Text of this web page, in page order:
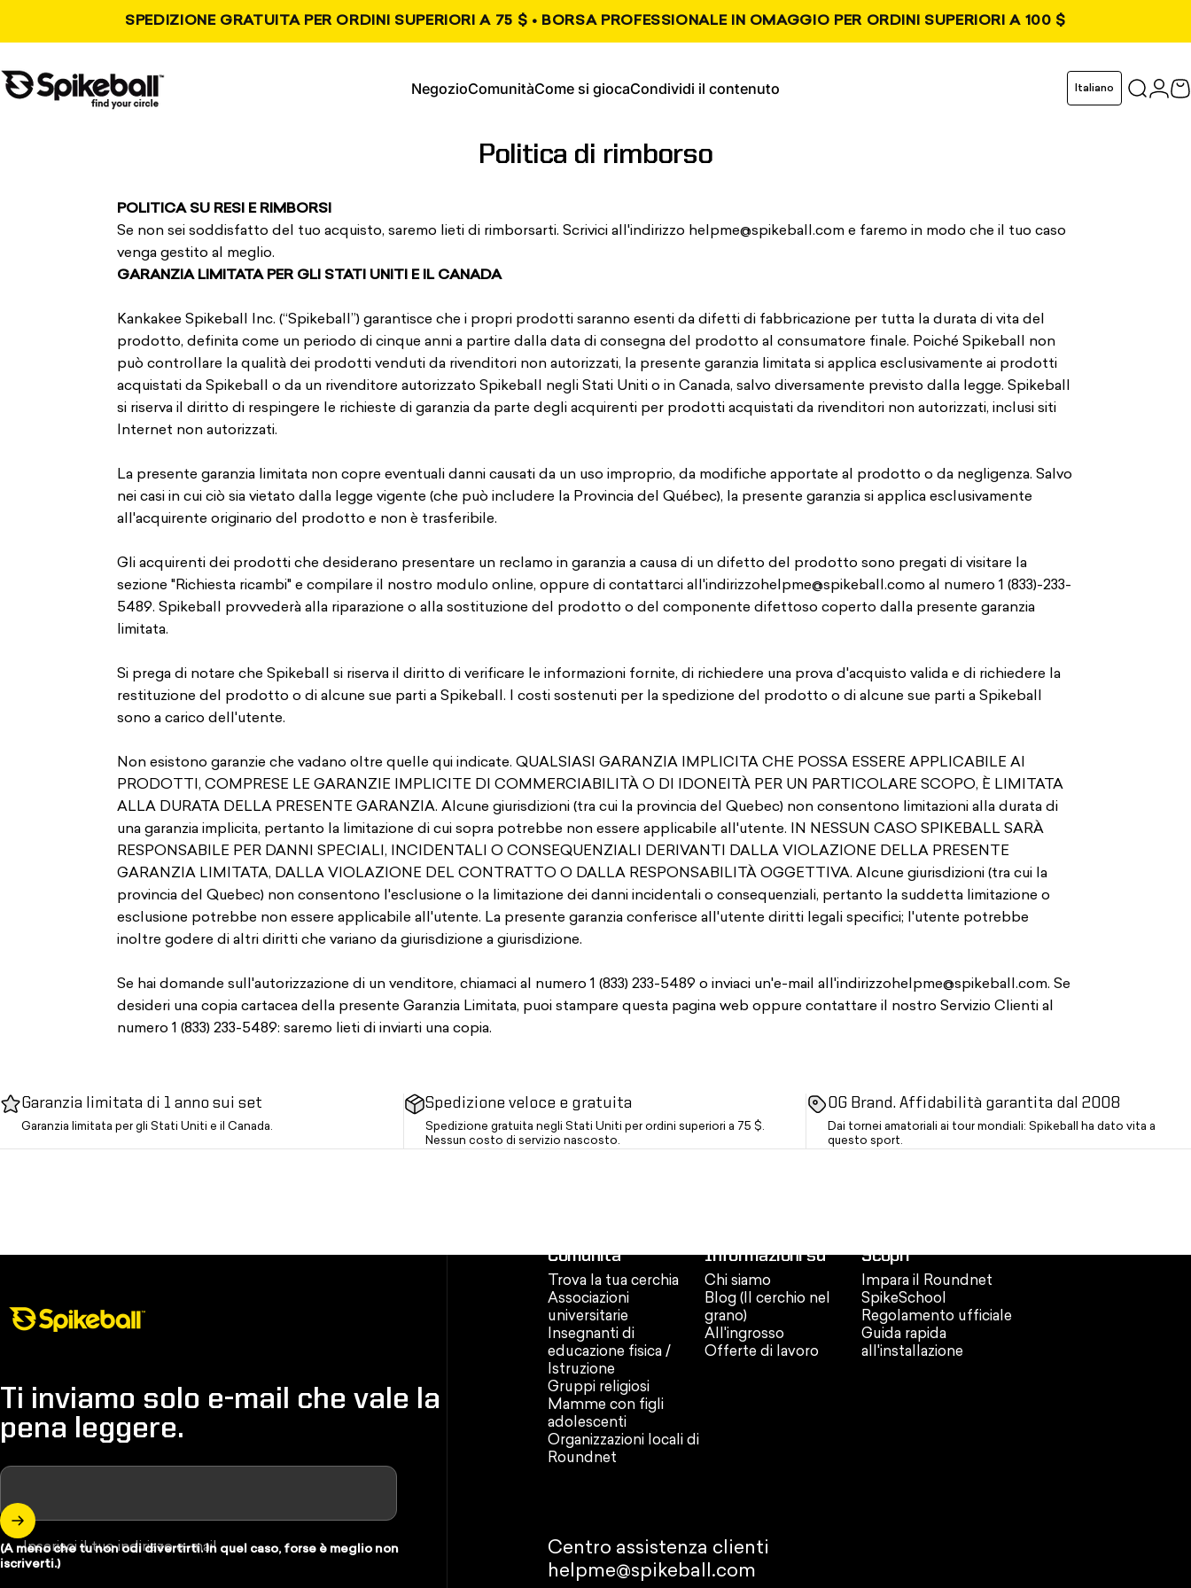
SPEDIZIONE GRATUITA PER ORDINI SUPERIORI A 75 $ • BORSA PROFESSIONALE IN OMAGGIO PER ORDINI SUPERIORI A 100 $
Negozio Spikeball NegozioComunitàCome si giocaCondividi il contenuto
Lingua
Italiano
Cerca
Politica di rimborso
POLITICA SU RESI E RIMBORSI
Se non sei soddisfatto del tuo acquisto, saremo lieti di rimborsarti. Scrivici all'indirizzo helpme@spikeball.com e faremo in modo che il tuo caso
venga gestito al meglio.
GARANZIA LIMITATA PER GLI STATI UNITI E IL CANADA
Kankakee Spikeball Inc. (“Spikeball”) garantisce che i propri prodotti saranno esenti da difetti di fabbricazione per tutta la durata di vita del
prodotto, definita come un periodo di cinque anni a partire dalla data di consegna del prodotto al consumatore finale. Poiché Spikeball non
può controllare la qualità dei prodotti venduti da rivenditori non autorizzati, la presente garanzia limitata si applica esclusivamente ai prodotti
acquistati da Spikeball o da un rivenditore autorizzato Spikeball negli Stati Uniti o in Canada, salvo diversamente previsto dalla legge. Spikeball
si riserva il diritto di respingere le richieste di garanzia da parte degli acquirenti per prodotti acquistati da rivenditori non autorizzati, inclusi siti
Internet non autorizzati.
La presente garanzia limitata non copre eventuali danni causati da un uso improprio, da modifiche apportate al prodotto o da negligenza. Salvo
nei casi in cui ciò sia vietato dalla legge vigente (che può includere la Provincia del Québec), la presente garanzia si applica esclusivamente
all'acquirente originario del prodotto e non è trasferibile.
Gli acquirenti dei prodotti che desiderano presentare un reclamo in garanzia a causa di un difetto del prodotto sono pregati di visitare la
sezione "Richiesta ricambi" e compilare il nostro modulo online, oppure di contattarci all'indirizzo helpme@spikeball.como al numero 1 (833)-233-
5489. Spikeball provvederà alla riparazione o alla sostituzione del prodotto o del componente difettoso coperto dalla presente garanzia
limitata.
Si prega di notare che Spikeball si riserva il diritto di verificare le informazioni fornite, di richiedere una prova d'acquisto valida e di richiedere la
restituzione del prodotto o di alcune sue parti a Spikeball. I costi sostenuti per la spedizione del prodotto o di alcune sue parti a Spikeball
sono a carico dell'utente.
Non esistono garanzie che vadano oltre quelle qui indicate. QUALSIASI GARANZIA IMPLICITA CHE POSSA ESSERE APPLICABILE AI
PRODOTTI, COMPRESE LE GARANZIE IMPLICITE DI COMMERCIABILITÀ O DI IDONEITÀ PER UN PARTICOLARE SCOPO, È LIMITATA
ALLA DURATA DELLA PRESENTE GARANZIA. Alcune giurisdizioni (tra cui la provincia del Quebec) non consentono limitazioni alla durata di
una garanzia implicita, pertanto la limitazione di cui sopra potrebbe non essere applicabile all'utente. IN NESSUN CASO SPIKEBALL SARÀ
RESPONSABILE PER DANNI SPECIALI, INCIDENTALI O CONSEQUENZIALI DERIVANTI DALLA VIOLAZIONE DELLA PRESENTE
GARANZIA LIMITATA, DALLA VIOLAZIONE DEL CONTRATTO O DALLA RESPONSABILITÀ OGGETTIVA. Alcune giurisdizioni (tra cui la
provincia del Quebec) non consentono l'esclusione o la limitazione dei danni incidentali o consequenziali, pertanto la suddetta limitazione o
esclusione potrebbe non essere applicabile all'utente. La presente garanzia conferisce all'utente diritti legali specifici; l'utente potrebbe
inoltre godere di altri diritti che variano da giurisdizione a giurisdizione.
Se hai domande sull'autorizzazione di un venditore, chiamaci al numero 1 (833) 233-5489 o inviaci un'e-mail all'indirizzo helpme@spikeball.com. Se
desideri una copia cartacea della presente Garanzia Limitata, puoi stampare questa pagina web oppure contattare il nostro Servizio Clienti al
numero 1 (833) 233-5489: saremo lieti di inviarti una copia.
Garanzia limitata di 1 anno sui set
Garanzia limitata per gli Stati Uniti e il Canada.
Spedizione veloce e gratuita
Spedizione gratuita negli Stati Uniti per ordini superiori a 75 $.
Nessun costo di servizio nascosto.
OG Brand. Affidabilità garantita dal 2008
Dai tornei amatoriali ai tour mondiali: Spikeball ha dato vita a
questo sport.
Comunità
Trova la tua cerchia
Associazioni
universitarie
Insegnanti di
educazione fisica /
Istruzione
Gruppi religiosi
Mamme con figli
adolescenti
Organizzazioni locali di
Roundnet
Informazioni su
Chi siamo
Blog (Il cerchio nel
grano)
All'ingrosso
Offerte di lavoro
Scopri
Impara il Roundnet
SpikeSchool
Regolamento ufficiale
Guida rapida
all'installazione
Centro assistenza clienti
helpme@spikeball.com
Ti inviamo solo e-mail che vale la
pena leggere.
Inserisci il tuo indirizzo e-mail
(A meno che tu non odi divertirti. In quel caso, forse è meglio non
iscriverti.)